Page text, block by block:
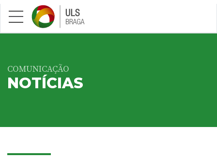
Saltar para conteúdo principal
COMUNICAÇÃO
NOTÍCIAS